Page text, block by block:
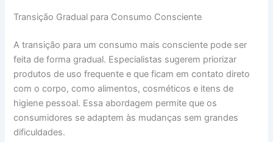
Transição Gradual para Consumo Consciente
A transição para um consumo mais consciente pode ser
feita de forma gradual. Especialistas sugerem priorizar
produtos de uso frequente e que ficam em contato direto
com o corpo, como alimentos, cosméticos e itens de
higiene pessoal. Essa abordagem permite que os
consumidores se adaptem às mudanças sem grandes
dificuldades.